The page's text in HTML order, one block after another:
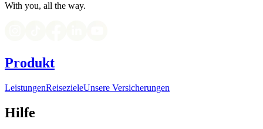
With you, all the way.
Produkt
LeistungenReisezieleUnsere Versicherungen
Hilfe